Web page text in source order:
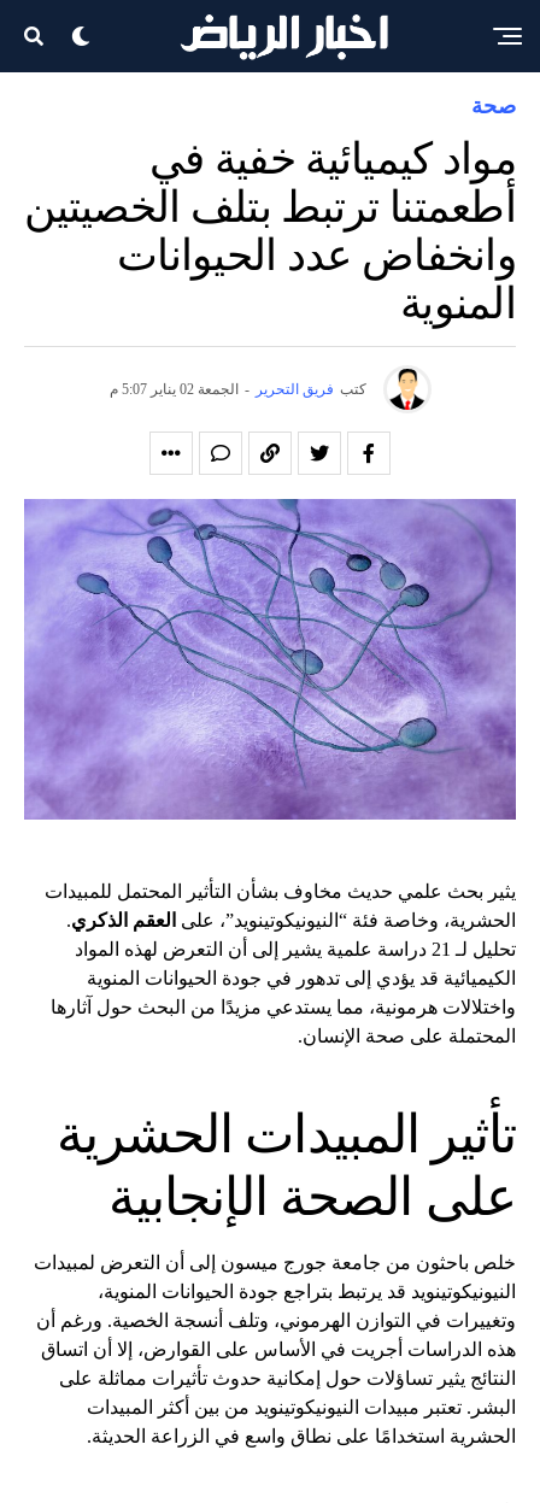
صحة
مواد كيميائية خفية في
أطعمتنا ترتبط بتلف الخصيتين
وانخفاض عدد الحيوانات
المنوية
كتب فريق التحرير - الجمعة 02 يناير 5:07 م
يثير بحث علمي حديث مخاوف بشأن التأثير المحتمل للمبيدات
الحشرية، وخاصة فئة “النيونيكوتينويد”، على العقم الذكري.
تحليل لـ 21 دراسة علمية يشير إلى أن التعرض لهذه المواد
الكيميائية قد يؤدي إلى تدهور في جودة الحيوانات المنوية
واختلالات هرمونية، مما يستدعي مزيدًا من البحث حول آثارها
المحتملة على صحة الإنسان.
تأثير المبيدات الحشرية
على الصحة الإنجابية
خلص باحثون من جامعة جورج ميسون إلى أن التعرض لمبيدات
النيونيكوتينويد قد يرتبط بتراجع جودة الحيوانات المنوية،
وتغييرات في التوازن الهرموني، وتلف أنسجة الخصية. ورغم أن
هذه الدراسات أجريت في الأساس على القوارض، إلا أن اتساق
النتائج يثير تساؤلات حول إمكانية حدوث تأثيرات مماثلة على
البشر. تعتبر مبيدات النيونيكوتينويد من بين أكثر المبيدات
الحشرية استخدامًا على نطاق واسع في الزراعة الحديثة.